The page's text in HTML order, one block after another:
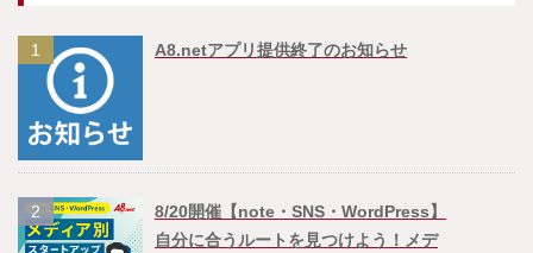
1 A8.netアプリ提供終了のお知らせ
2
8/20開催【note・SNS・WordPress】
自分に合うルートを見つけよう！メデ